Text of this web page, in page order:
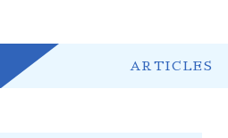
ARTICLES